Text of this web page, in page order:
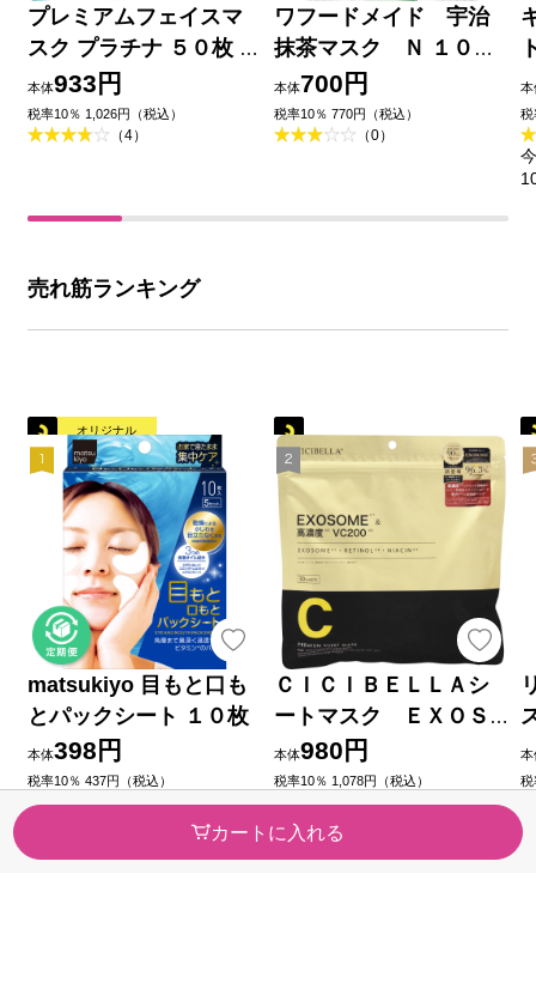
カートに入れる
プレミアムフェイスマ
スク プラチナ ５０枚 進
製作所
本体933円
税率10％ 1,026円（税込）
（4）
ワフードメイド 宇治
抹茶マスク Ｎ １０枚
入 ｐｄｃ
本体700円
税率10％ 770円（税込）
（0）
本
税
売れ筋ランキング
オリジナル
matsukiyo 目もと口も
とパックシート １０枚
本体398円
税率10％ 437円（税込）
（3）
今すぐのご注文で最短2026/08/
ＣＩＣＩＢＥＬＬＡシ
ートマスク ＥＸＯＳ
ＯＭＥ×ＶＣ２００ ３０
枚入 Ｌａ Ｂｅｌｌａ
本体980円
税率10％ 1,078円（税込）
（1）
今すぐのご注文で最短2026/08/
10に届きます
本
税